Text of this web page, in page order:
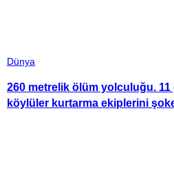
Dünya
260 metrelik ölüm yolculuğu.
köylüler kurtarma ekiplerini